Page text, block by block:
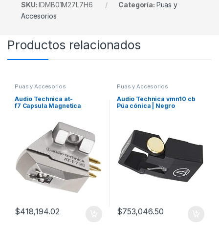
SKU:IDMB01M27L7H6 Categoría: Puas y
Accesorios
Productos relacionados
Puas y Accesorios
Audio Technica at-
f7 Capsula Magnetica
$418,194.02
Puas y Accesorios
Audio Technica vmn10 cb
Púa cónica | Negro
$753,046.50